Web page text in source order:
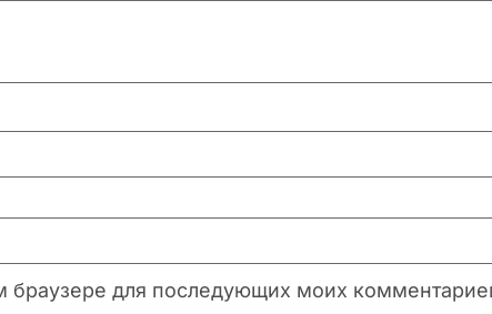
браузере для последующих моих